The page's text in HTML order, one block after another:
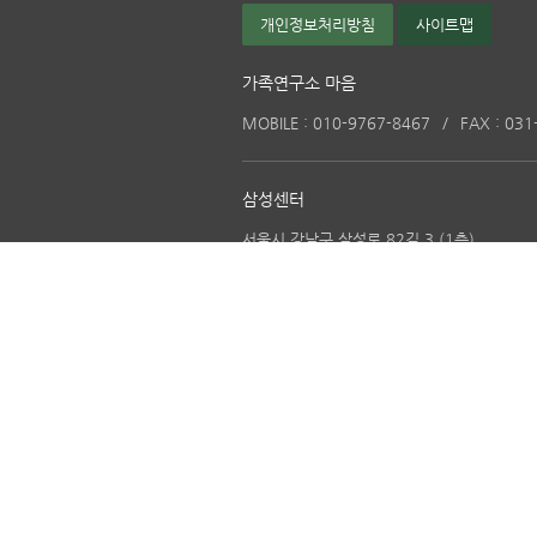
개인정보처리방침 사이트맵
가족연구소 마음
MOBILE : 010-9767-8467 / FAX :
삼성센터
서울시 강남구 삼성로 82길 3 (1층)